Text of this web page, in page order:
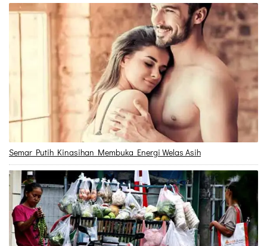
Semar Putih Kinasihan Membuka Energi Welas Asih